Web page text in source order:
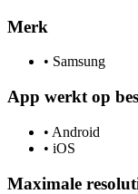
Merk
• Samsung
App werkt op
• Android
• iOS
Maximale